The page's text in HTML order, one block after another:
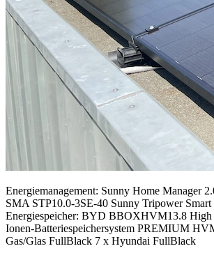
Energiemanagement: Sunny Home Manager
SMA STP10.0-3SE-40 Sunny Tripower Smart
Energiespeicher: BYD BBOXHVM13.8 High
Ionen-Batteriespeichersystem PREMIUM
Gas/Glas FullBlack 7 x Hyundai FullBlack